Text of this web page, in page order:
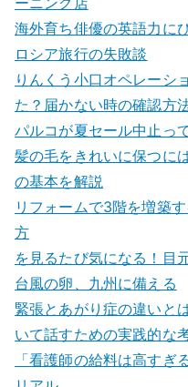
海外育ち俳優の英語力に
ロシア旅行の失敗談
りんくう小口オペレーシ
た？届かない時の確認方
パルコが夏セール中止っ
髪の毛をきれいに保つに
の基本を解説
リフォームで3階を増築
方
を見るたび気になる！目
台風の卵、九州に備える
緊張とあがり症の違いと
いて話すための実践的な
「看護師の給料は高す